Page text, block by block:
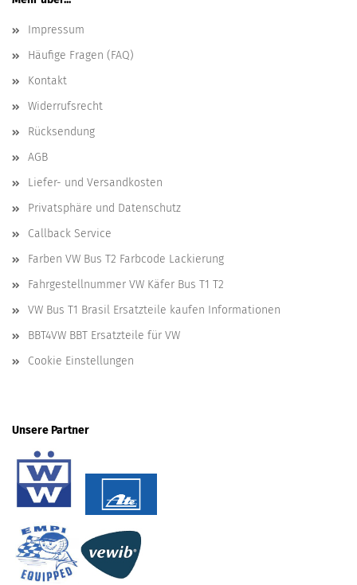
Impressum
Häufige Fragen (FAQ)
Kontakt
Widerrufsrecht
Rücksendung
AGB
Liefer- und Versandkosten
Privatsphäre und Datenschutz
Callback Service
Farben VW Bus T2 Farbcode Lackierung
Fahrgestellnummer VW Käfer Bus T1 T2
VW Bus T1 Brasil Ersatzteile kaufen Informationen
BBT4VW BBT Ersatzteile für VW
Cookie Einstellungen
Unsere Partner